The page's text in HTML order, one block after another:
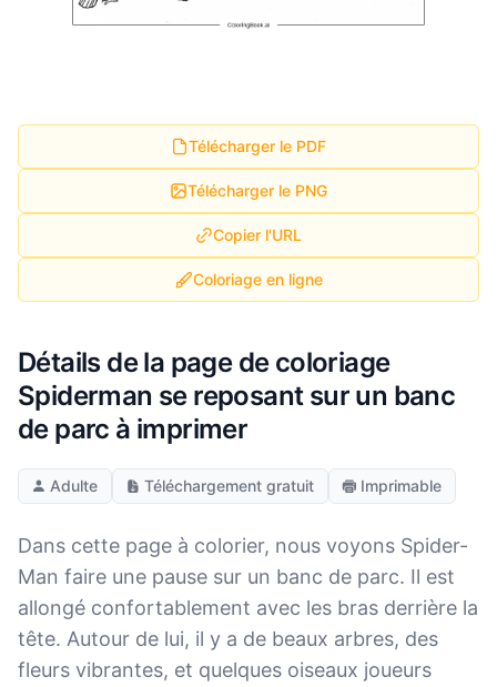
Télécharger le PDF
Télécharger le PNG
Copier l'URL
Coloriage en ligne
Détails de la page de coloriage
Spiderman se reposant sur un banc
de parc à imprimer
Adulte Téléchargement gratuit Imprimable
Dans cette page à colorier, nous voyons Spider-
Man faire une pause sur un banc de parc. Il est
allongé confortablement avec les bras derrière la
tête. Autour de lui, il y a de beaux arbres, des
fleurs vibrantes, et quelques oiseaux joueurs